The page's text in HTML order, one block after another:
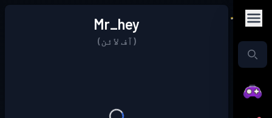
Mr_hey
(آف لائن)